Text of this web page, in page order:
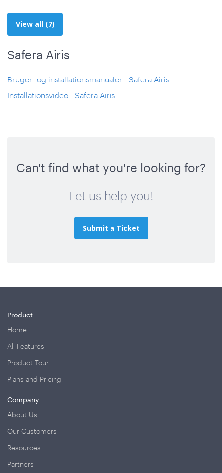
View all (7)
Safera Airis
Bruger- og installationsmanualer - Safera Airis
Installationsvideo - Safera Airis
Can't find what you're looking for?
Let us help you!
Submit a Ticket
Product
Home
All Features
Product Tour
Plans and Pricing
Company
About Us
Our Customers
Resources
Partners